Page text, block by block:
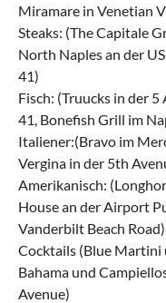
Miramare in Venetian
Steaks: (The Capitale
North Naples an der
41)
Fisch: (Truucks in der
41, Bonefish Grill im
Italiener:(Bravo im
Vergina in der 5th
Amerikanisch:
House an der Airport
Vanderbilt Beach Road)
Cocktails (Blue Martini
Bahama und
Avenue)